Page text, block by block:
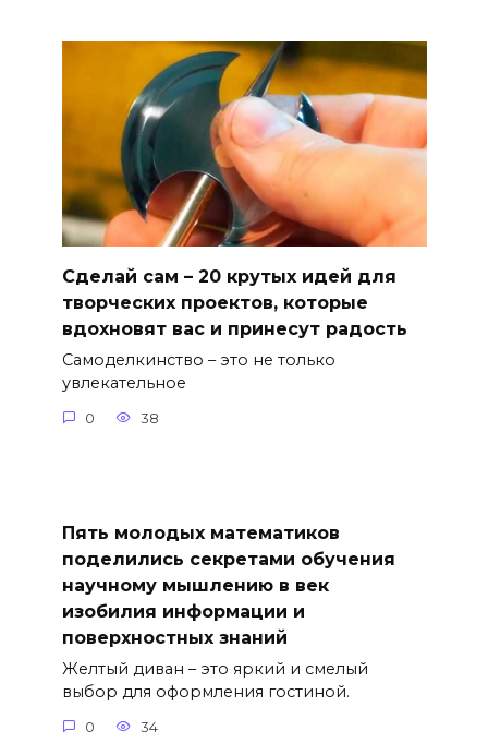
Сделай сам – 20 крутых идей для
творческих проектов, которые
вдохновят вас и принесут радость
Самоделкинство – это не только
увлекательное
0 38
Пять молодых математиков
поделились секретами обучения
научному мышлению в век
изобилия информации и
поверхностных знаний
Желтый диван – это яркий и смелый
выбор для оформления гостиной.
0 34